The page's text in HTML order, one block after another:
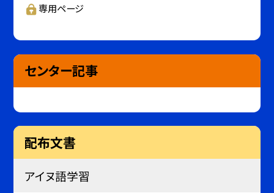
専用ページ
センター記事
配布文書
アイヌ語学習